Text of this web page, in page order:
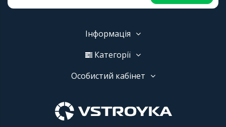
Інформація
Категорії
Особистий кабінет